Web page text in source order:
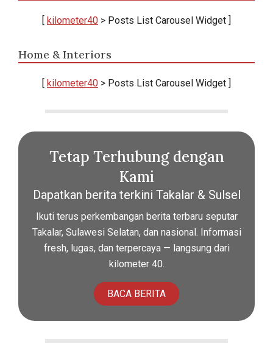
[ kilometer40 > Posts List Carousel Widget ]
Home & Interiors
[ kilometer40 > Posts List Carousel Widget ]
Tetap Terhubung dengan
Kami
Dapatkan berita terkini Takalar & Sulsel
Ikuti terus perkembangan berita terbaru seputar
Takalar, Sulawesi Selatan, dan nasional. Informasi
fresh, lugas, dan terpercaya — langsung dari
kilometer 40.
BACA BERITA